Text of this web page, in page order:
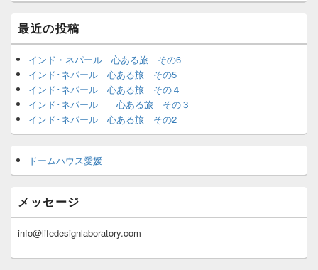
最近の投稿
インド・ネパール 心ある旅 その6
インド･ネパール 心ある旅 その5
インド･ネパール 心ある旅 その４
インド･ネパール 心ある旅 その３
インド･ネパール 心ある旅 その2
ドームハウス愛媛
メッセージ
info@lifedesignlaboratory.com